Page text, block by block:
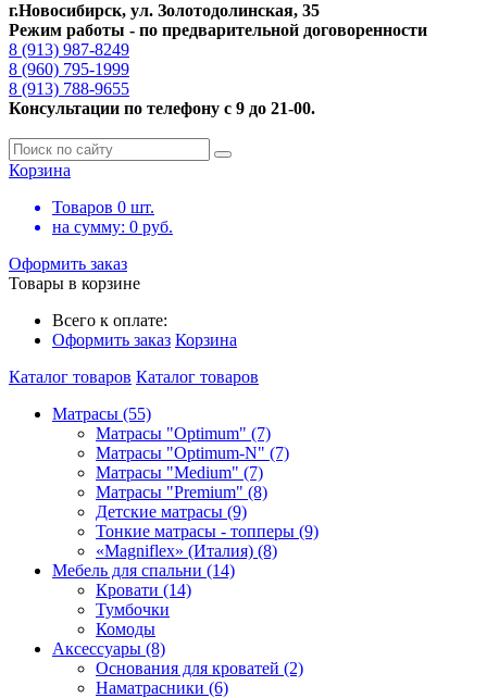
г.Новосибирск, ул. Золотодолинская, 35
Режим работы - по предварительной договоренности
8 (913) 987-8249
8 (960) 795-1999
8 (913) 788-9655
Консультации по телефону с 9 до 21-00.
Корзина
Товаров 0 шт.
на сумму: 0 руб.
Оформить заказ
Товары в корзине
Всего к оплате:
Оформить заказ Корзина
Каталог товаров Каталог товаров
Матрасы (55)
Матрасы "Optimum" (7)
Матрасы "Optimum-N" (7)
Матрасы "Medium" (7)
Матрасы "Premium" (8)
Детские матрасы (9)
Тонкие матрасы - топперы (9)
«Magniflex» (Италия) (8)
Мебель для спальни (14)
Кровати (14)
Тумбочки
Комоды
Аксессуары (8)
Основания для кроватей (2)
Наматрасники (6)